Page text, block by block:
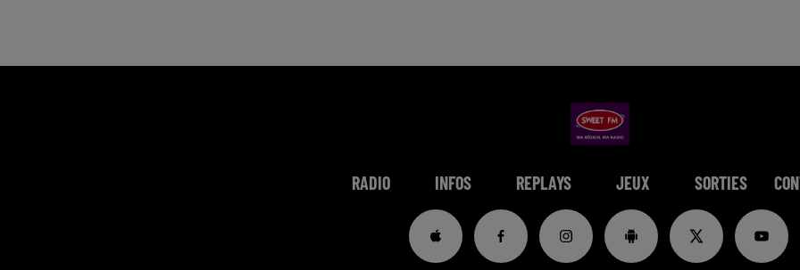
RADIO INFOS REPLAYS JEUX SORTIES